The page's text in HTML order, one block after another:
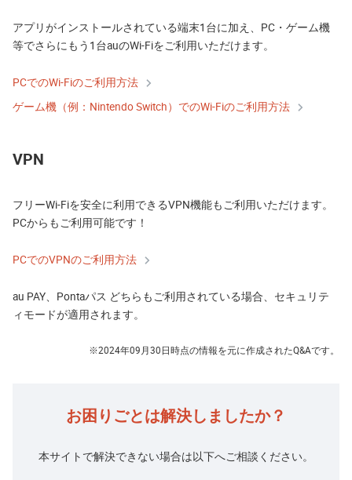
アプリがインストールされている端末1台に加え、PC・ゲーム機
等でさらにもう1台auのWi-Fiをご利用いただけます。
PCでのWi-Fiのご利用方法
ゲーム機（例：Nintendo Switch）でのWi-Fiのご利用方法
VPN
フリーWi-Fiを安全に利用できるVPN機能もご利用いただけます。
PCからもご利用可能です！
PCでのVPNのご利用方法
au PAY、Pontaパス どちらもご利用されている場合、セキュリテ
ィモードが適用されます。
※2024年09月30日時点の情報を元に作成されたQ&Aです。
お困りごとは解決しましたか？
本サイトで解決できない場合は以下へご相談ください。